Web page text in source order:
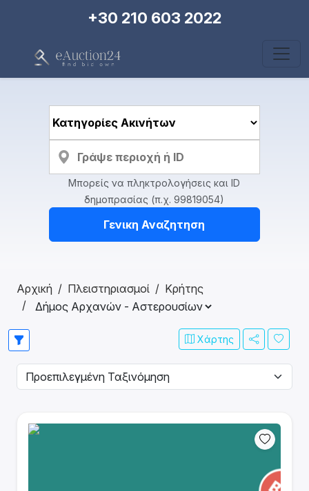
+30 210 603 2022
Μπορείς να πληκτρολογήσεις και ID
δημοπρασίας (π.χ. 99819054)
Γενικη Αναζητηση
Αρχική Πλειστηριασμοί Κρήτης
Χάρτης